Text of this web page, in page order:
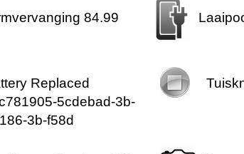
84.99
Replaced
5cdebad-3b-
186-3b-f58d